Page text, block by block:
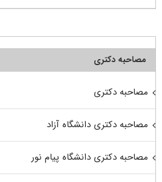
مصاحبه دکتری
مصاحبه دکتری
مصاحبه دکتری دانشگاه آزاد
مصاحبه دکتری دانشگاه پیام نور